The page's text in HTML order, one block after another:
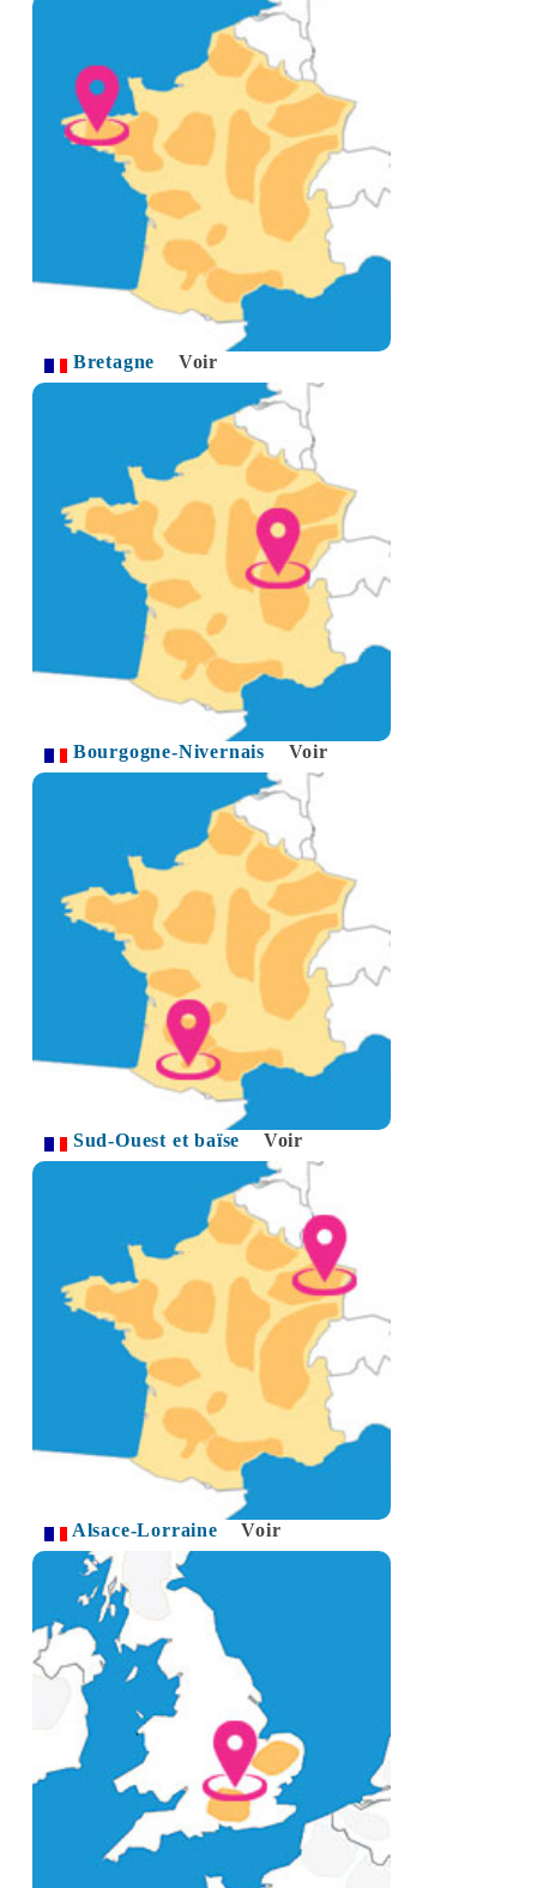
Bretagne Voir
Bourgogne-Nivernais Voir
Sud-Ouest et baïse Voir
Alsace-Lorraine Voir